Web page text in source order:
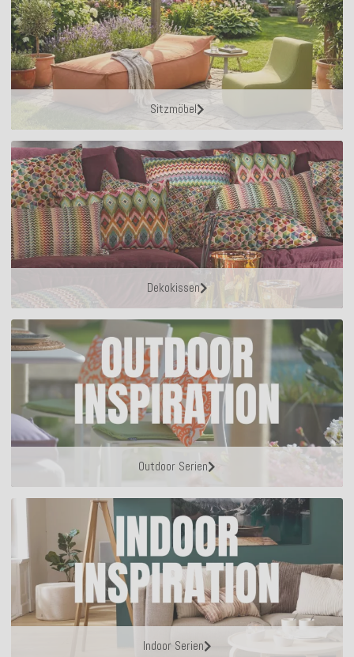
Sitzmöbel
Dekokissen
Outdoor Serien
Indoor Serien